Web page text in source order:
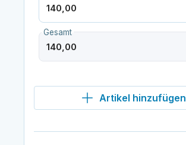
Gesamt
Artikel hinzufügen